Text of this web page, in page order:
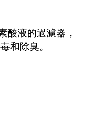
酸液的過濾器，
和除臭。